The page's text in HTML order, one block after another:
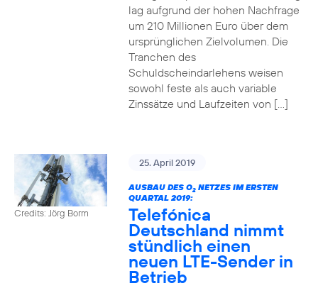
lag aufgrund der hohen Nachfrage
um 210 Millionen Euro über dem
ursprünglichen Zielvolumen. Die
Tranchen des
Schuldscheindarlehens weisen
sowohl feste als auch variable
Zinssätze und Laufzeiten von […]
Credits: Jörg Borm
25. April 2019
AUSBAU DES O2NETZES IM ERSTEN
QUARTAL 2019:
Telefónica
Deutschland nimmt
stündlich einen
neuen LTE-Sender in
Betrieb